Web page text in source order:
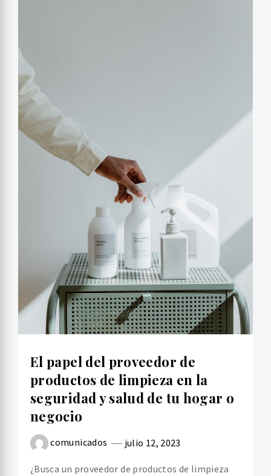
El papel del proveedor de
productos de limpieza en la
seguridad y salud de tu hogar o
negocio
comunicados julio 12, 2023
¿Busca un proveedor de productos de limpieza